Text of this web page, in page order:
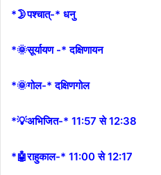
*🌛पश्चात्-* धनु
*🌞सूर्यायण -* दक्षिणायन
*🌞गोल-* दक्षिणगोल
*💡अभिजित-* 11:57 से 12:38
*🤖राहुकाल-* 11:00 से 12:17